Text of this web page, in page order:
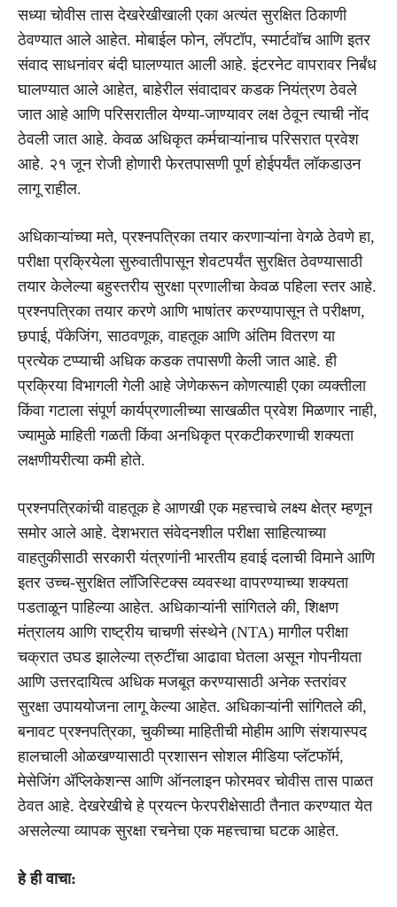
सध्या चोवीस तास देखरेखीखाली एका अत्यंत सुरक्षित ठिकाणी
ठेवण्यात आले आहेत. मोबाईल फोन, लॅपटॉप, स्मार्टवॉच आणि इतर
संवाद साधनांवर बंदी घालण्यात आली आहे. इंटरनेट वापरावर निर्बंध
घालण्यात आले आहेत, बाहेरील संवादावर कडक नियंत्रण ठेवले
जात आहे आणि परिसरातील येण्या-जाण्यावर लक्ष ठेवून त्याची नोंद
ठेवली जात आहे. केवळ अधिकृत कर्मचाऱ्यांनाच परिसरात प्रवेश
आहे. २१ जून रोजी होणारी फेरतपासणी पूर्ण होईपर्यंत लॉकडाउन
लागू राहील.
अधिकाऱ्यांच्या मते, प्रश्नपत्रिका तयार करणाऱ्यांना वेगळे ठेवणे हा,
परीक्षा प्रक्रियेला सुरुवातीपासून शेवटपर्यंत सुरक्षित ठेवण्यासाठी
तयार केलेल्या बहुस्तरीय सुरक्षा प्रणालीचा केवळ पहिला स्तर आहे.
प्रश्नपत्रिका तयार करणे आणि भाषांतर करण्यापासून ते परीक्षण,
छपाई, पॅकेजिंग, साठवणूक, वाहतूक आणि अंतिम वितरण या
प्रत्येक टप्प्याची अधिक कडक तपासणी केली जात आहे. ही
प्रक्रिया विभागली गेली आहे जेणेकरून कोणत्याही एका व्यक्तीला
किंवा गटाला संपूर्ण कार्यप्रणालीच्या साखळीत प्रवेश मिळणार नाही,
ज्यामुळे माहिती गळती किंवा अनधिकृत प्रकटीकरणाची शक्यता
लक्षणीयरीत्या कमी होते.
प्रश्नपत्रिकांची वाहतूक हे आणखी एक महत्त्वाचे लक्ष्य क्षेत्र म्हणून
समोर आले आहे. देशभरात संवेदनशील परीक्षा साहित्याच्या
वाहतुकीसाठी सरकारी यंत्रणांनी भारतीय हवाई दलाची विमाने आणि
इतर उच्च-सुरक्षित लॉजिस्टिक्स व्यवस्था वापरण्याच्या शक्यता
पडताळून पाहिल्या आहेत. अधिकाऱ्यांनी सांगितले की, शिक्षण
मंत्रालय आणि राष्ट्रीय चाचणी संस्थेने (NTA) मागील परीक्षा
चक्रात उघड झालेल्या त्रुटींचा आढावा घेतला असून गोपनीयता
आणि उत्तरदायित्व अधिक मजबूत करण्यासाठी अनेक स्तरांवर
सुरक्षा उपाययोजना लागू केल्या आहेत. अधिकाऱ्यांनी सांगितले की,
बनावट प्रश्नपत्रिका, चुकीच्या माहितीची मोहीम आणि संशयास्पद
हालचाली ओळखण्यासाठी प्रशासन सोशल मीडिया प्लॅटफॉर्म,
मेसेजिंग ॲप्लिकेशन्स आणि ऑनलाइन फोरमवर चोवीस तास पाळत
ठेवत आहे. देखरेखीचे हे प्रयत्न फेरपरीक्षेसाठी तैनात करण्यात येत
असलेल्या व्यापक सुरक्षा रचनेचा एक महत्त्वाचा घटक आहेत.
हे ही वाचा: